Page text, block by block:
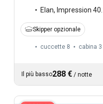
Elan, Impression
Skipper opzionale
cuccette 8 cabina 3
Il più basso288 € / notte